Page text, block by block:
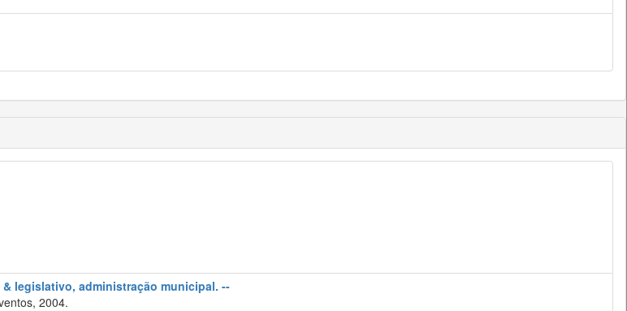
legislativo, administração municipal. --
2004.